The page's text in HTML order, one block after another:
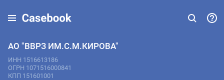
АО "ВВРЗ ИМ.С.М.КИРОВА"
ИНН 1516613186
ОГРН 1071516000841
КПП 151601001